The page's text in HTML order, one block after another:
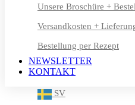
NL
FI
IT
SV
Unsere Broschüre +
Versandkosten +
Bestellung per Rezept
NEWSLETTER
KONTAKT